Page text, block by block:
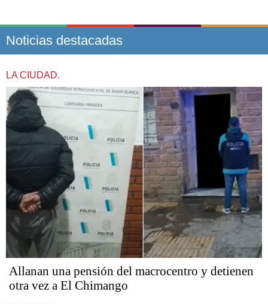
Noticias destacadas
LA CIUDAD.
Allanan una pensión del macrocentro y detienen
otra vez a El Chimango